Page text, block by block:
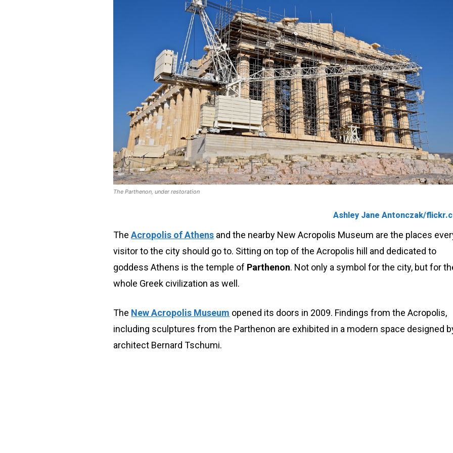
The Parthenon, under restoration
Ashley Jane Antonczak/
TheAcropolis of Athens and the nearby New Acropolis Museum are the places
visitor to the city should go to. Sitting on top of the Acropolis hill and dedicated to
goddess Athens is the temple of Parthenon. Not only a symbol for the city, but for
whole Greek civilization as well.
The New Acropolis Museum opened its doors in 2009. Findings from the Acropolis,
including sculptures from the Parthenon are exhibited in a modern space designed
architect Bernard Tschumi.